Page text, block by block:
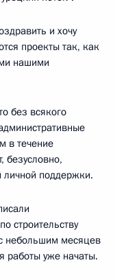
и хочу
проекты так, как
нашими
без всякого
в течение
безусловно,
личной поддержки.
строительству
с небольшим месяцев
работы уже начаты.